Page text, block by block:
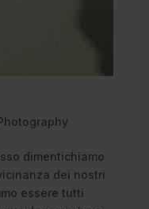
dimentichiamo
dei nostri
essere tutti